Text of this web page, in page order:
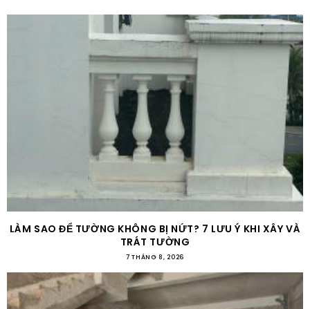
LÀM SAO ĐỂ TƯỜNG KHÔNG BỊ NỨT? 7 LƯU Ý KHI XÂY VÀ
TRÁT TƯỜNG
7 THÁNG 8, 2026